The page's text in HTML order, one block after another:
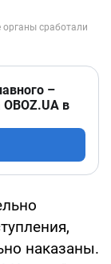
–
в
наказаны.